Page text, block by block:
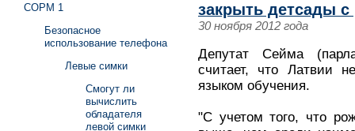
закрыть детсады
30 ноября 2012 года
Депутат Сейма
считает, что Латвии
языком обучения.
"С учетом того, что
СОРМ 1
Безопасное
использование телефона
Левые симки
Смогут ли
вычислить
обладателя
левой симки